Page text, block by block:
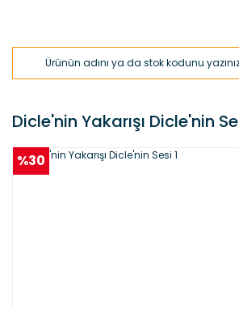
Dicle'nin Yakarışı Dicle'nin
%30